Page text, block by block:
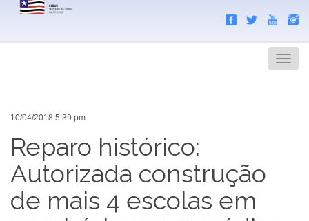
Menu
10/04/2018 5:39 pm
Reparo histórico:
Autorizada construção
de mais 4 escolas em